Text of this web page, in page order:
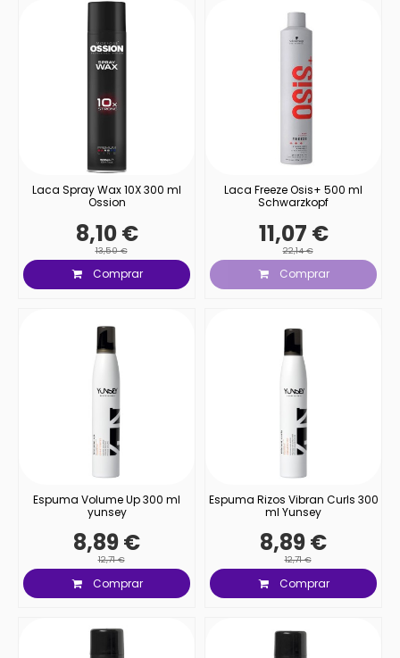
Laca Spray Wax 10X 300 ml
Ossion
8,10 €
13,50 €
Comprar
Laca Freeze Osis+ 500 ml
Schwarzkopf
11,07 €
22,14 €
Comprar
Espuma Volume Up 300 ml
yunsey
8,89 €
12,71 €
Comprar
Espuma Rizos Vibran Curls 300
ml Yunsey
8,89 €
12,71 €
Comprar